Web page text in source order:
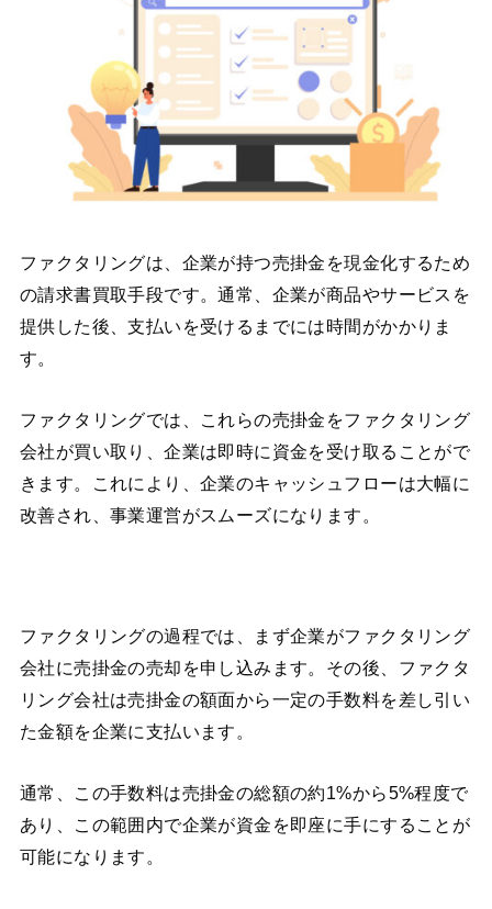
ファクタリングは、企業が持つ売掛金を現金化するため
の請求書買取手段です。通常、企業が商品やサービスを
提供した後、支払いを受けるまでには時間がかかりま
す。
ファクタリングでは、これらの売掛金をファクタリング
会社が買い取り、企業は即時に資金を受け取ることがで
きます。これにより、企業のキャッシュフローは大幅に
改善され、事業運営がスムーズになります。
ファクタリングの過程では、まず企業がファクタリング
会社に売掛金の売却を申し込みます。その後、ファクタ
リング会社は売掛金の額面から一定の手数料を差し引い
た金額を企業に支払います。
通常、この手数料は売掛金の総額の約1%から5%程度で
あり、この範囲内で企業が資金を即座に手にすることが
可能になります。